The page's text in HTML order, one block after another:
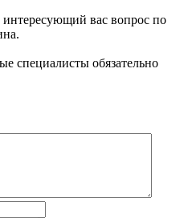
вас вопрос по
специалисты обязательно